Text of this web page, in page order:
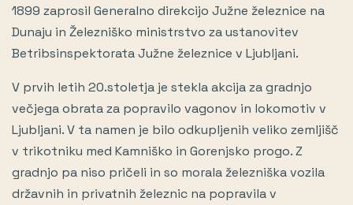
1899 zaprosil Generalno direkcijo Južne železnice na
Dunaju in Železniško ministrstvo za ustanovitev
Betribsinspektorata Južne železnice v Ljubljani.
V prvih letih 20.stoletja je stekla akcija za gradnjo
večjega obrata za popravilo vagonov in lokomotiv v
Ljubljani. V ta namen je bilo odkupljenih veliko zemljišč
v trikotniku med Kamniško in Gorenjsko progo. Z
gradnjo pa niso pričeli in so morala železniška vozila
državnih in privatnih železnic na popravila v